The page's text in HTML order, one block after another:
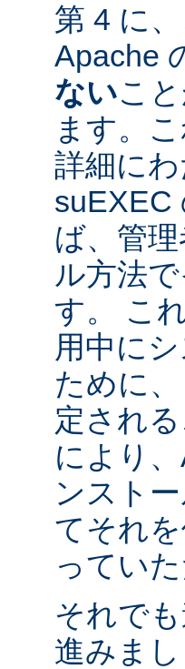
第 4 に
Apache
ないこ
ます。
詳細に
suEXEC
ば、管
ル方法
す。 こ
用中に
ために
定され
により
ンスト
てそれ
ってい
それで
進みま